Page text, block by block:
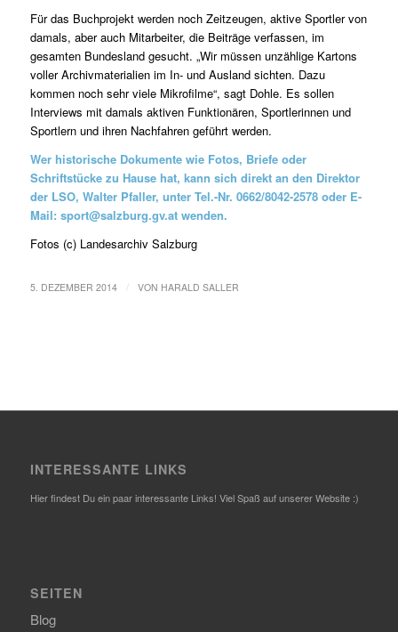
Für das Buchprojekt werden noch Zeitzeugen, aktive Sportler von
damals, aber auch Mitarbeiter, die Beiträge verfassen, im
gesamten Bundesland gesucht. „Wir müssen unzählige Kartons
voller Archivmaterialien im In- und Ausland sichten. Dazu
kommen noch sehr viele Mikrofilme“, sagt Dohle. Es sollen
Interviews mit damals aktiven Funktionären, Sportlerinnen und
Sportlern und ihren Nachfahren geführt werden.
Wer historische Dokumente wie Fotos, Briefe oder
Schriftstücke zu Hause hat, kann sich direkt an den Direktor
der LSO, Walter Pfaller, unter Tel.-Nr. 0662/8042-2578 oder E-
Mail: sport@salzburg.gv.at wenden.
Fotos (c) Landesarchiv Salzburg
5. DEZEMBER 2014 VON HARALD SALLER
INTERESSANTE LINKS
Hier findest Du ein paar interessante Links! Viel Spaß auf unserer Website :)
SEITEN
Blog